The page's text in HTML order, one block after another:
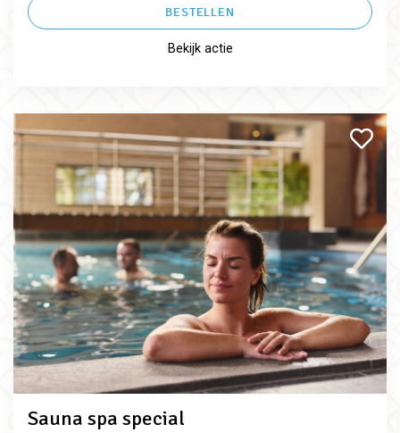
BESTELLEN
Bekijk actie
Sauna spa special